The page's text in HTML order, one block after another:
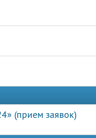
(прием заявок)